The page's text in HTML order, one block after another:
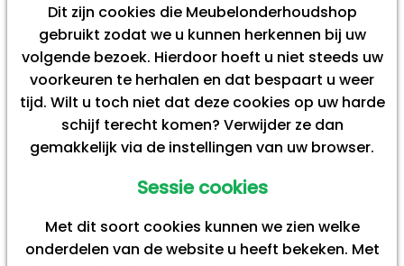
Dit zijn cookies die Meubelonderhoudshop
gebruikt zodat we u kunnen herkennen bij uw
volgende bezoek. Hierdoor hoeft u niet steeds uw
voorkeuren te herhalen en dat bespaart u weer
tijd. Wilt u toch niet dat deze cookies op uw harde
schijf terecht komen? Verwijder ze dan
gemakkelijk via de instellingen van uw browser.
Sessie cookies
Met dit soort cookies kunnen we zien welke
onderdelen van de website u heeft bekeken. Met